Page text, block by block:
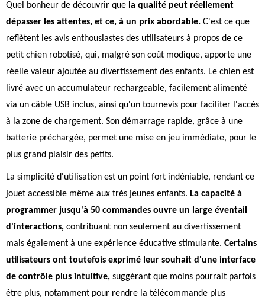
Quel bonheur de découvrir que la qualité peut réellement
dépasser les attentes, et ce, à un prix abordable. C'est ce que
reflètent les avis enthousiastes des utilisateurs à propos de ce
petit chien robotisé, qui, malgré son coût modique, apporte une
réelle valeur ajoutée au divertissement des enfants. Le chien est
livré avec un accumulateur rechargeable, facilement alimenté
via un câble USB inclus, ainsi qu'un tournevis pour faciliter l'accès
à la zone de chargement. Son démarrage rapide, grâce à une
batterie préchargée, permet une mise en jeu immédiate, pour le
plus grand plaisir des petits.
La simplicité d'utilisation est un point fort indéniable, rendant ce
jouet accessible même aux très jeunes enfants. La capacité à
programmer jusqu'à 50 commandes ouvre un large éventail
d'interactions, contribuant non seulement au divertissement
mais également à une expérience éducative stimulante. Certains
utilisateurs ont toutefois exprimé leur souhait d'une interface
de contrôle plus intuitive, suggérant que moins pourrait parfois
être plus, notamment pour rendre la télécommande plus